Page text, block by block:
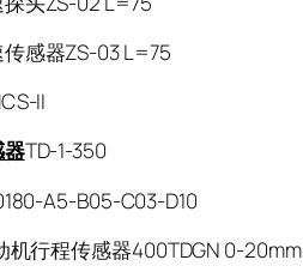
感器ZS-03 L=75
II
TD-1-350
A5-B05-C03-D10
机行程传感器400TDGN 0-20mm